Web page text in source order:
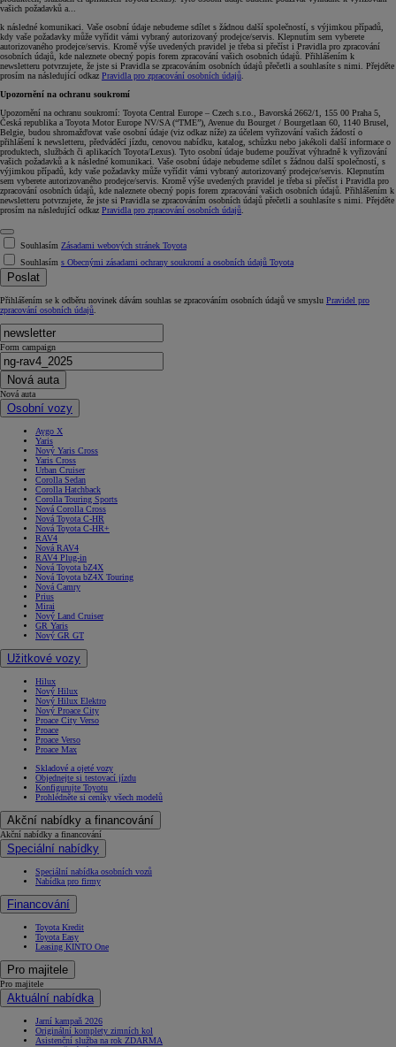
vašich požadavků a...
k následné komunikaci. Vaše osobní údaje nebudeme sdílet s žádnou další společností, s výjimkou případů,
kdy vaše požadavky může vyřídit vámi vybraný autorizovaný prodejce/servis. Klepnutím sem vyberete
autorizovaného prodejce/servis. Kromě výše uvedených pravidel je třeba si přečíst i Pravidla pro zpracování
osobních údajů, kde naleznete obecný popis forem zpracování vašich osobních údajů. Přihlášením k
newsletteru potvrzujete, že jste si Pravidla se zpracováním osobních údajů přečetli a souhlasíte s nimi. Přejděte
prosím na následující odkaz Pravidla pro zpracování osobních údajů.
Upozornění na ochranu soukromí
Upozornění na ochranu soukromí: Toyota Central Europe – Czech s.r.o., Bavorská 2662/1, 155 00 Praha 5,
Česká republika a Toyota Motor Europe NV/SA (“TME”), Avenue du Bourget / Bourgetlaan 60, 1140 Brusel,
Belgie, budou shromažďovat vaše osobní údaje (viz odkaz níže) za účelem vyřizování vašich žádostí o
přihlášení k newsletteru, předváděcí jízdu, cenovou nabídku, katalog, schůzku nebo jakékoli další informace o
produktech, službách či aplikacích Toyota/Lexus). Tyto osobní údaje budeme používat výhradně k vyřizování
vašich požadavků a k následné komunikaci. Vaše osobní údaje nebudeme sdílet s žádnou další společností, s
výjimkou případů, kdy vaše požadavky může vyřídit vámi vybraný autorizovaný prodejce/servis. Klepnutím
sem vyberete autorizovaného prodejce/servis. Kromě výše uvedených pravidel je třeba si přečíst i Pravidla pro
zpracování osobních údajů, kde naleznete obecný popis forem zpracování vašich osobních údajů. Přihlášením k
newsletteru potvrzujete, že jste si Pravidla se zpracováním osobních údajů přečetli a souhlasíte s nimi. Přejděte
prosím na následující odkaz Pravidla pro zpracování osobních údajů.
Souhlasím Zásadami webových stránek Toyota
Souhlasím s Obecnými zásadami ochrany soukromí a osobních údajů Toyota
Poslat
Přihlášením se k odběru novinek dávám souhlas se zpracováním osobních údajů ve smyslu Pravidel pro
zpracování osobních údajů.
Form campaign
Nová auta
Nová auta
Osobní vozy
Aygo X
Yaris
Nový Yaris Cross
Yaris Cross
Urban Cruiser
Corolla Sedan
Corolla Hatchback
Corolla Touring Sports
Nová Corolla Cross
Nová Toyota C-HR
Nová Toyota C-HR+
RAV4
Nová RAV4
RAV4 Plug-in
Nová Toyota bZ4X
Nová Toyota bZ4X Touring
Nová Camry
Prius
Mirai
Nový Land Cruiser
GR Yaris
Nový GR GT
Užitkové vozy
Hilux
Nový Hilux
Nový Hilux Elektro
Nový Proace City
Proace City Verso
Proace
Proace Verso
Proace Max
Skladové a ojeté vozy
Objednejte si testovací jízdu
Konfigurujte Toyotu
Prohlédněte si ceníky všech modelů
Akční nabídky a financování
Akční nabídky a financování
Speciální nabídky
Speciální nabídka osobních vozů
Nabídka pro firmy
Financování
Toyota Kredit
Toyota Easy
Leasing KINTO One
Pro majitele
Pro majitele
Aktuální nabídka
Jarní kampaň 2026
Originální komplety zimních kol
Asistenční služba na rok ZDARMA